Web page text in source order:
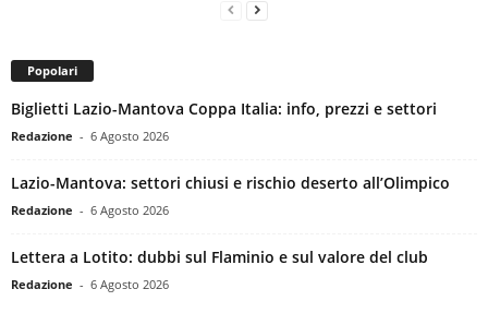
Popolari
Biglietti Lazio-Mantova Coppa Italia: info, prezzi e settori
Redazione - 6 Agosto 2026
Lazio-Mantova: settori chiusi e rischio deserto all’Olimpico
Redazione - 6 Agosto 2026
Lettera a Lotito: dubbi sul Flaminio e sul valore del club
Redazione - 6 Agosto 2026